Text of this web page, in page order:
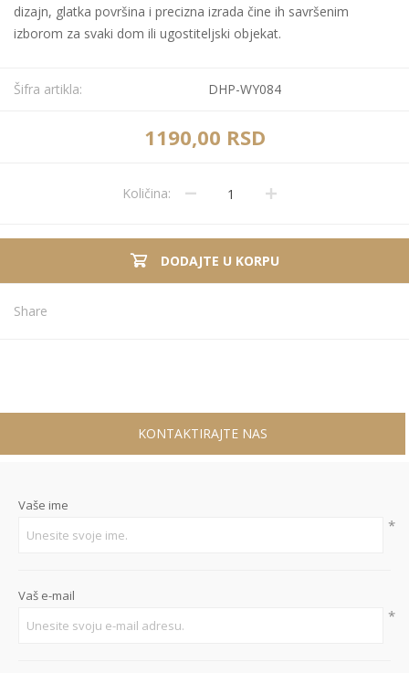
dizajn, glatka površina i precizna izrada čine ih savršenim
izborom za svaki dom ili ugostiteljski objekat.
Šifra artikla: DHP-WY084
1190,00 RSD
Količina:
DODAJTE U KORPU
Share
KONTAKTIRAJTE NAS
Vaše ime
*
Vaš e-mail
*